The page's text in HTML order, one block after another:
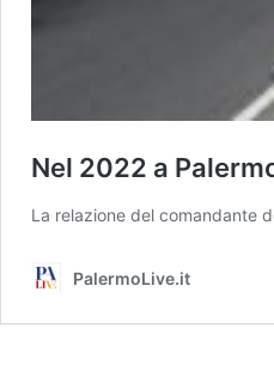
Nel 2022 a
La relazione del comandante
PalermoLive.it